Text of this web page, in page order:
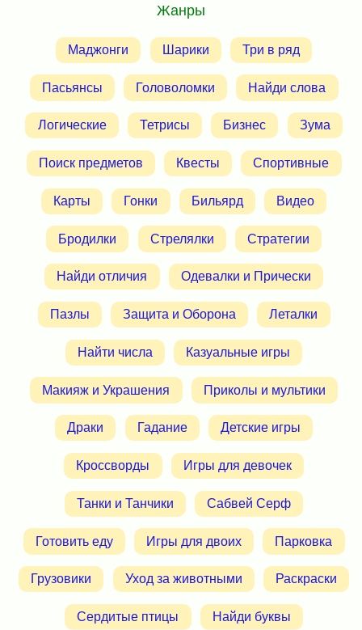
Жанры
Маджонги Шарики Три в ряд
Пасьянсы Головоломки Найди слова
Логические Тетрисы Бизнес Зума
Поиск предметов Квесты Спортивные
Карты Гонки Бильярд Видео
Бродилки Стрелялки Стратегии
Найди отличия Одевалки и Прически
Пазлы Защита и Оборона Леталки
Найти числа Казуальные игры
Макияж и Украшения Приколы и мультики
Драки Гадание Детские игры
Кроссворды Игры для девочек
Танки и Танчики Сабвей Серф
Готовить еду Игры для двоих Парковка
Грузовики Уход за животными Раскраски
Сердитые птицы Найди буквы